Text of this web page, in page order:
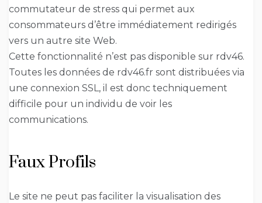
commutateur de stress qui permet aux
consommateurs d’être immédiatement redirigés
vers un autre site Web.
Cette fonctionnalité n’est pas disponible sur rdv46.
Toutes les données de rdv46.fr sont distribuées via
une connexion SSL, il est donc techniquement
difficile pour un individu de voir les
communications.
Faux Profils
Le site ne peut pas faciliter la visualisation des